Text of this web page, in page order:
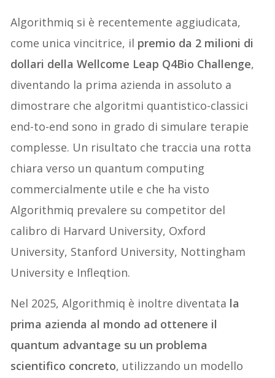
Algorithmiq si è recentemente aggiudicata,
come unica vincitrice, il premio da 2 milioni di
dollari della Wellcome Leap Q4Bio Challenge,
diventando la prima azienda in assoluto a
dimostrare che algoritmi quantistico-classici
end-to-end sono in grado di simulare terapie
complesse. Un risultato che traccia una rotta
chiara verso un quantum computing
commercialmente utile e che ha visto
Algorithmiq prevalere su competitor del
calibro di Harvard University, Oxford
University, Stanford University, Nottingham
University e Infleqtion.
Nel 2025, Algorithmiq è inoltre diventata la
prima azienda al mondo ad ottenere il
quantum advantage su un problema
scientifico concreto, utilizzando un modello